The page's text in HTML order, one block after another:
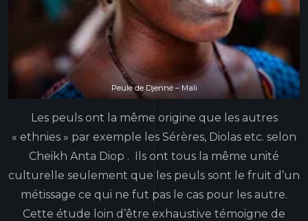
Peule de Djenné – Mali
Les peuls ont la même origine que les autres
« ethnies » par exemple les Sérères, Diolas etc. selon
Cheikh Anta Diop . Ils ont tous la même unité
culturelle seulement que les peuls sont le fruit d’un
métissage ce qui ne fut pas le cas pour les autre.
Cette étude loin d’être exhaustive témoigne de